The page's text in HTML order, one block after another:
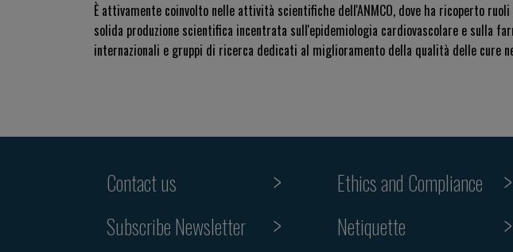
È attivamente coinvolto nelle attività scientifiche dell'ANMCO, dove ha ricoperto
solida produzione scientifica incentrata sull'epidemiologia cardiovascolare e sulla
internazionali e gruppi di ricerca dedicati al miglioramento della qualità delle cure
Contact us
Subscribe Newsletter
Ethics and Compliance
Netiquette